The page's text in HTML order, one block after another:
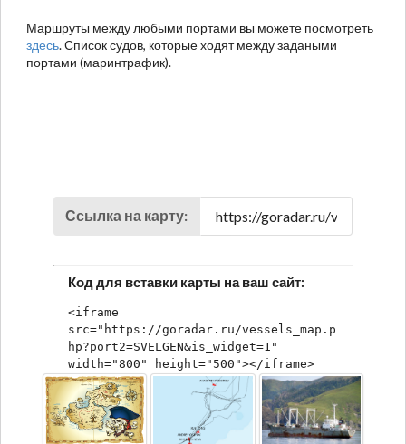
Маршруты между любыми портами вы можете посмотреть
здесь. Список судов, которые ходят между задаными
портами (маринтрафик).
Ссылка на карту:
Код для вставки карты на ваш сайт:
<iframe
src="https://goradar.ru/vessels_map.p
hp?port2=SVELGEN&is_widget=1"
width="800" height="500"></iframe>